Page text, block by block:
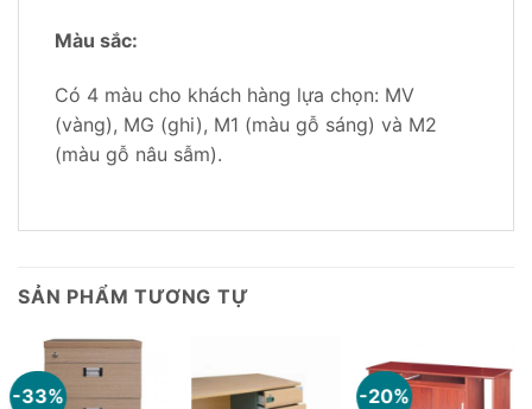
Màu sắc:
Có 4 màu cho khách hàng lựa chọn: MV
(vàng), MG (ghi), M1 (màu gỗ sáng) và M2
(màu gỗ nâu sẫm).
SẢN PHẨM TƯƠNG TỰ
-33% -20%